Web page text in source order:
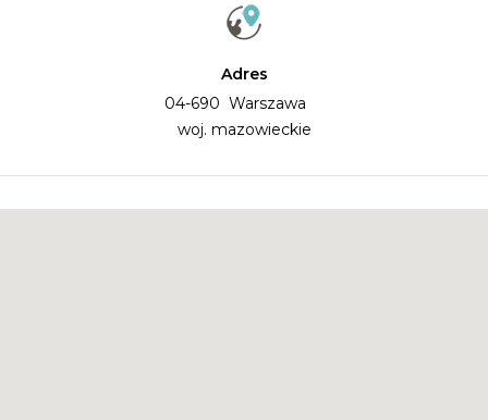
Adres
04-690 Warszawa
woj. mazowieckie